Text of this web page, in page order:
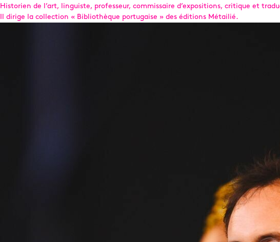
Historien de l’art, linguiste, professeur, commissaire d’expositions, critique et
Il dirige la collection « Bibliothèque portugaise » des éditions Métailié.